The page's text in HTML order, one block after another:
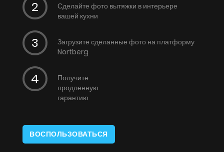
Сделайте фото вытяжки в интерьере
вашей кухни
Загрузите сделанные фото на платформу
Nortberg
Получите
продленную
гарантию
ВОСПОЛЬЗОВАТЬСЯ